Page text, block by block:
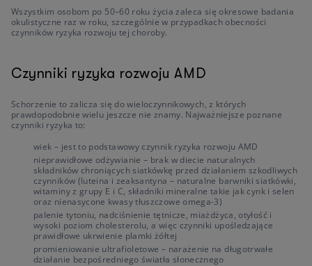
Wszystkim osobom po 50–60 roku życia zaleca się okresowe badania
okulistyczne raz w roku, szczególnie w przypadkach obecności
czynników ryzyka rozwoju tej choroby.
Czynniki ryzyka rozwoju AMD
Schorzenie to zalicza się do wieloczynnikowych, z których
prawdopodobnie wielu jeszcze nie znamy. Najważniejsze poznane
czynniki ryzyka to:
wiek – jest to podstawowy czynnik ryzyka rozwoju AMD
nieprawidłowe odżywianie – brak w diecie naturalnych
składników chroniących siatkówkę przed działaniem szkodliwych
czynników (luteina i zeaksantyna – naturalne barwniki siatkówki,
witaminy z grupy E i C, składniki mineralne takie jak cynk i selen
oraz nienasycone kwasy tłuszczowe omega-3)
palenie tytoniu, nadciśnienie tętnicze, miażdżyca, otyłość i
wysoki poziom cholesterolu, a więc czynniki upośledzające
prawidłowe ukrwienie plamki żółtej
promieniowanie ultrafioletowe – narażenie na długotrwałe
działanie bezpośredniego światła słonecznego